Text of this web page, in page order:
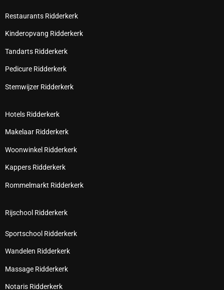
Restaurants Ridderkerk
Kinderopvang Ridderkerk
Tandarts Ridderkerk
Pedicure Ridderkerk
Stemwijzer Ridderkerk
Hotels Ridderkerk
Makelaar Ridderkerk
Woonwinkel Ridderkerk
Kappers Ridderkerk
Rommelmarkt Ridderkerk
Rijschool Ridderkerk
Sportschool Ridderkerk
Wandelen Ridderkerk
Massage Ridderkerk
Notaris Ridderkerk